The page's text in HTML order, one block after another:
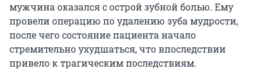
мужчина оказался с острой зубной болью. Ему
провели операцию по удалению зуба мудрости,
после чего состояние пациента начало
стремительно ухудшаться, что впоследствии
привело к трагическим последствиям.